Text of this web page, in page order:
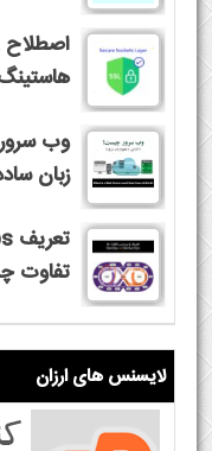
زبان
تفاوت
لایسنس های ارزان